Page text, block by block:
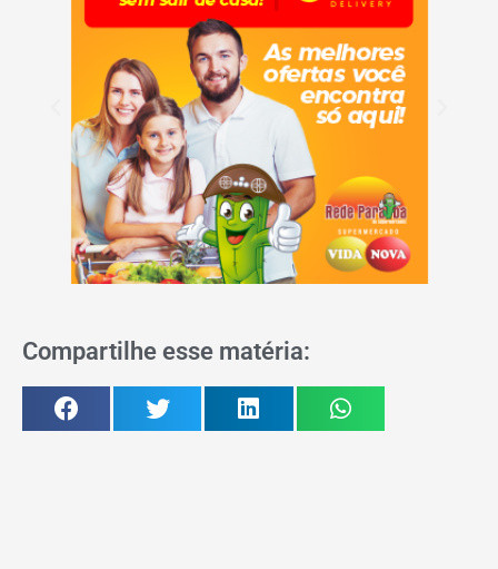
Compartilhe esse matéria: